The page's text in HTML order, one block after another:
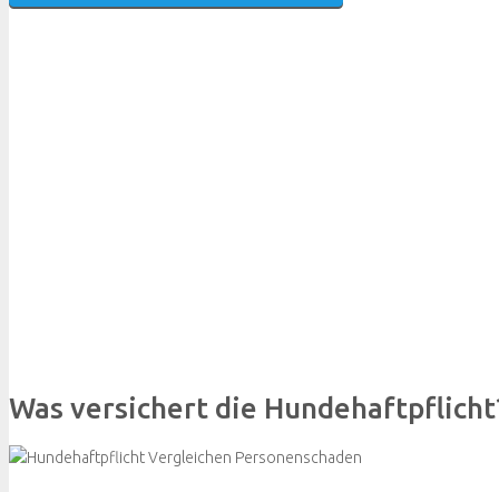
Was versichert die